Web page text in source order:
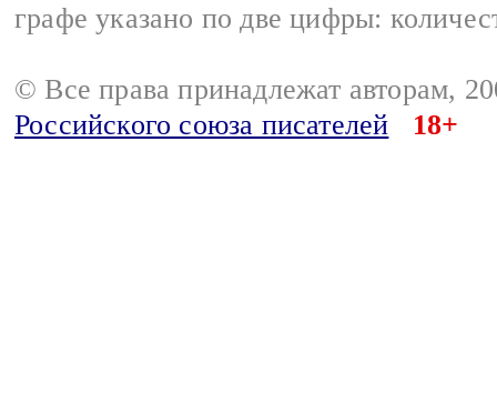
графе указано по две цифры:
© Все права принадлежат авторам,
Российского союза писателей
18+